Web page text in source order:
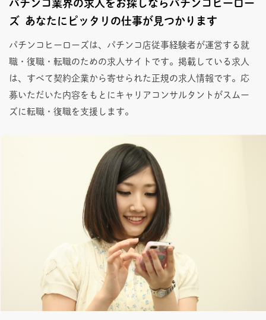
パチンコ業界の求人をお探しならパチンコヒーロー
ズ あなたにピッタリの仕事が見つかります
パチンコヒーローズは、パチンコ店従事経験者が運営する就
職・復職・転職のための求人サイトです。掲載している求人
は、すべて契約企業から寄せられた正規の求人情報です。応
募いただいた内容をもとにキャリアコンサルタントがスムー
ズに転職・復職を支援します。